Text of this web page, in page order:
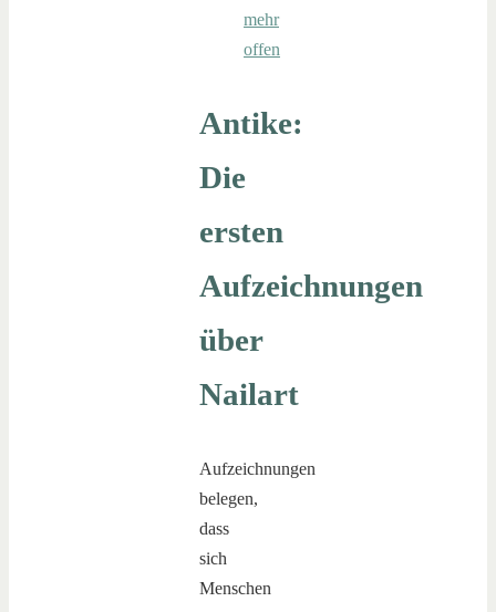
mehr
offen
Antike:
Die
ersten
Aufzeichnungen
über
Nailart
Aufzeichnungen
belegen,
dass
sich
Menschen